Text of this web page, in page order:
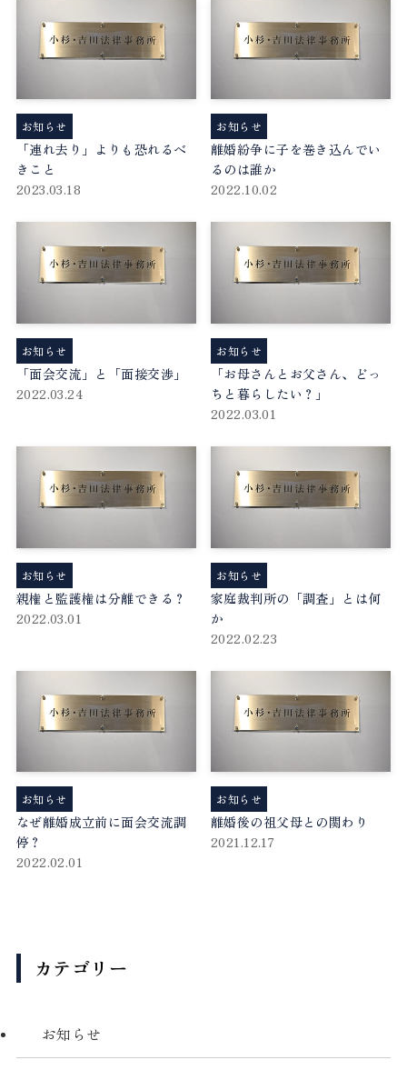
「連れ去り」よりも恐れるべ
きこと
2023.03.18
お知らせ
離婚紛争に子を巻き込んでい
るのは誰か
2022.10.02
お知らせ
「面会交流」と「面接交渉」
2022.03.24
お知らせ
「お母さんとお父さん、どっ
ちと暮らしたい？」
2022.03.01
お知らせ
親権と監護権は分離できる？
2022.03.01
お知らせ
家庭裁判所の「調査」とは何
か
2022.02.23
お知らせ
なぜ離婚成立前に面会交流調
停？
2022.02.01
お知らせ
離婚後の祖父母との関わり
2021.12.17
お知らせ
カテゴリー
お知らせ